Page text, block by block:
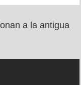
a la antigua